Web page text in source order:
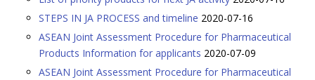
STEPS IN JA PROCESS and timeline 2020-07-16
ASEAN Joint Assessment Procedure for Pharmaceutical
Products Information for applicants 2020-07-09
ASEAN Joint Assessment Procedure for Pharmaceutical